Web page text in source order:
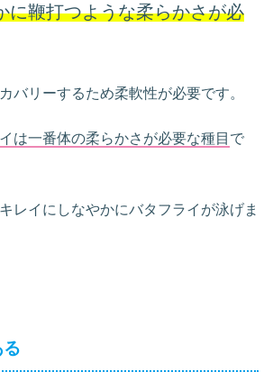
に鞭打つような柔らかさが必
バリーするため柔軟性が必要です。
は一番体の柔らかさが必要な種目 で
レイにしなやかにバタフライが泳げま